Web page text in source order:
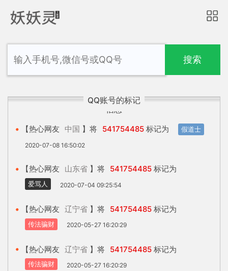
搜索
QQ账号的标记
信息
【热心网友 中国 】将 541754485 标记为 假道士
2020-07-08 16:50:02
【热心网友 山东省 】将 541754485 标记为
爱骂人 2020-07-04 09:25:54
【热心网友 辽宁省 】将 541754485 标记为
传法骗财 2020-05-27 16:20:29
【热心网友 辽宁省 】将 541754485 标记为
传法骗财 2020-05-27 16:20:29